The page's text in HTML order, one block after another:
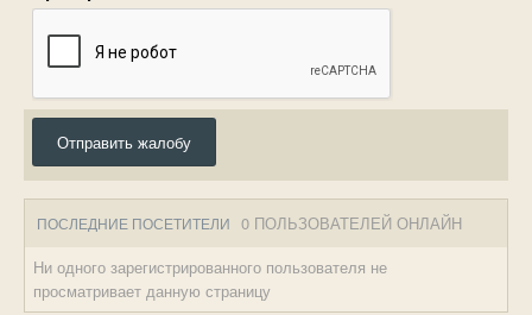
Отправить жалобу
ПОСЛЕДНИЕ ПОСЕТИТЕЛИ 0 ПОЛЬЗОВАТЕЛЕЙ ОНЛАЙН
Ни одного зарегистрированного пользователя не
просматривает данную страницу